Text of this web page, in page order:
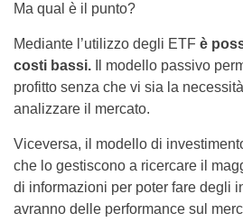
Ma qual è il punto?
Mediante l’utilizzo degli ETF è
costi bassi. Il modello passivo
profitto senza che vi sia la
analizzare il mercato.
Viceversa, il modello di
che lo gestiscono a ricercare il
di informazioni per poter fare degli
avranno delle performance sul